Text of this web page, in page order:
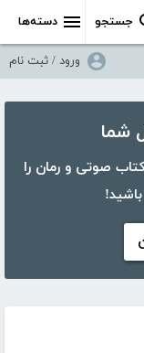
دسته‌ها جستجو
ورود / ثبت نام
بیش از ۵۰،۰۰۰ کتاب، کتاب صوتی و رمان را